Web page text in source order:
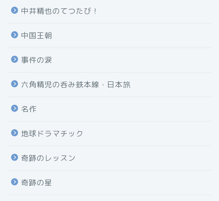
中井精也のてつたび！
中国王朝
事件の涙
六角精児の呑み鉄本線・日本旅
名作
地球ドラマチック
奇跡のレッスン
奇跡の星